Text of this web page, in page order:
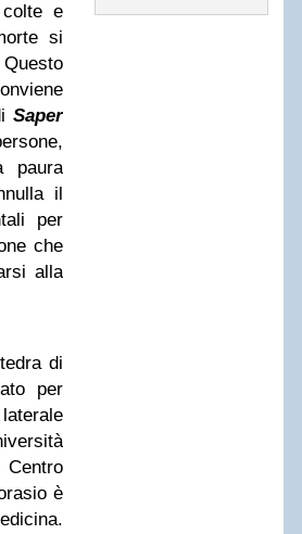
e
si
Saper
paura
il
per
che
alla
di
per
è